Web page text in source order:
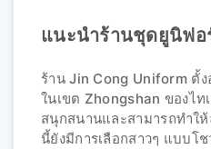
แนะนำร้านชุดยูนิฟ
ร้าน Jin Cong Uniform ตั้
ในเขต Zhongshan ของไท
สนุกสนานและสามารถทำใ
นี้ยังมีการเลือกสาวๆ แบบโ